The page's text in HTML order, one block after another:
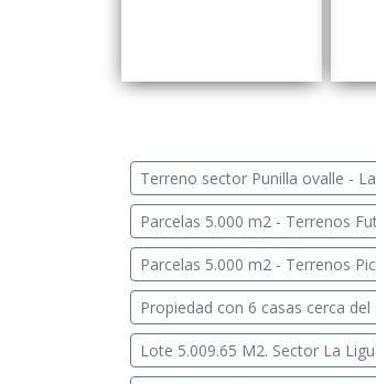
Terreno sector Punilla ovalle -
Parcelas 5.000 m2 - Terrenos
Parcelas 5.000 m2 - Terrenos
Propiedad con 6 casas cerca
Lote 5.009.65 M2. Sector La